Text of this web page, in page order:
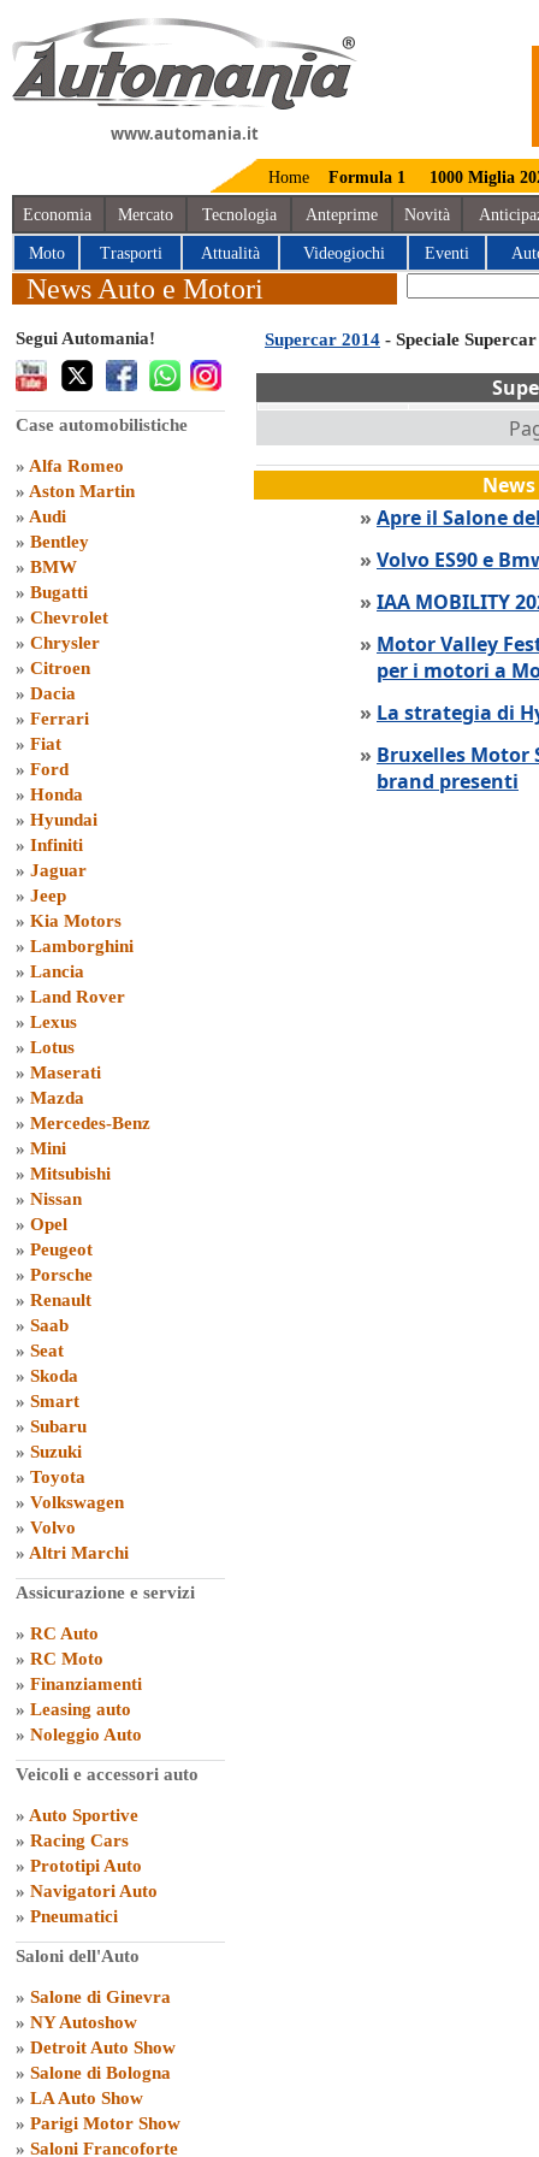
www.automania.it
Home Formula 1 1000 Miglia
Economia Mercato Tecnologia Anteprime Novità
Moto Trasporti Attualità Videogiochi Eventi
News Auto e Motori
Segui Automania!
Case automobilistiche
» Alfa Romeo
» Aston Martin
» Audi
» Bentley
» BMW
» Bugatti
» Chevrolet
» Chrysler
» Citroen
» Dacia
» Ferrari
» Fiat
» Ford
» Honda
» Hyundai
» Infiniti
» Jaguar
» Jeep
» Kia Motors
» Lamborghini
» Lancia
» Land Rover
» Lexus
» Lotus
» Maserati
» Mazda
» Mercedes-Benz
» Mini
» Mitsubishi
» Nissan
» Opel
» Peugeot
» Porsche
» Renault
» Saab
» Seat
» Skoda
» Smart
» Subaru
» Suzuki
» Toyota
» Volkswagen
» Volvo
» Altri Marchi
Assicurazione e servizi
» RC Auto
» RC Moto
» Finanziamenti
» Leasing auto
» Noleggio Auto
Veicoli e accessori auto
» Auto Sportive
» Racing Cars
» Prototipi Auto
» Navigatori Auto
» Pneumatici
Saloni dell'Auto
» Salone di Ginevra
» NY Autoshow
» Detroit Auto Show
» Salone di Bologna
» LA Auto Show
» Parigi Motor Show
» Saloni Francoforte
Supercar 2014 - Speciale Supercar
» Apre il Salone
» Volvo ES90 e
» IAA MOBILITY
» Motor Valley
per i motori a
» La strategia di
» Bruxelles Motor
brand presenti